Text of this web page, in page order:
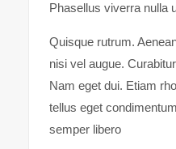
Phasellus viverra nulla
Quisque rutrum.
nisi vel augue.
Nam eget dui. Etiam
tellus eget
semper libero